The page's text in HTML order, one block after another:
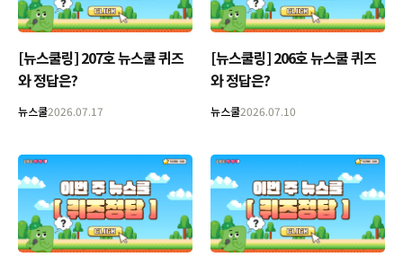
[뉴스쿨링] 207호 뉴스쿨 퀴즈
와 정답은?
뉴스쿨2026.07.17
[뉴스쿨링] 206호 뉴스쿨 퀴즈
와 정답은?
뉴스쿨2026.07.10